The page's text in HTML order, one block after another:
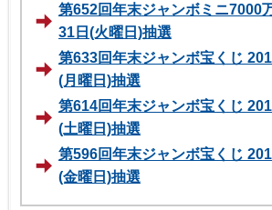
第652回年末ジャンボミニ7000
31日(火曜日)抽選
第633回年末ジャンボ宝くじ
(月曜日)抽選
第614回年末ジャンボ宝くじ
(土曜日)抽選
第596回年末ジャンボ宝くじ
(金曜日)抽選